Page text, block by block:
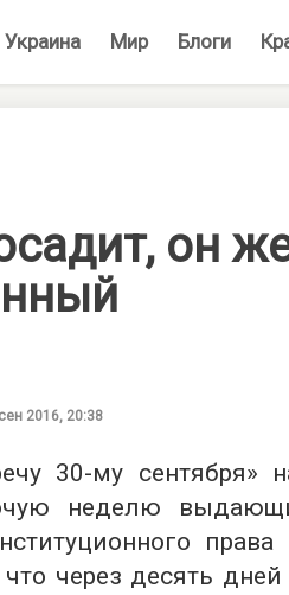
Украина Мир Блоги
он
2016, 20:38
30-му сентября»
неделю
права
через десять дней